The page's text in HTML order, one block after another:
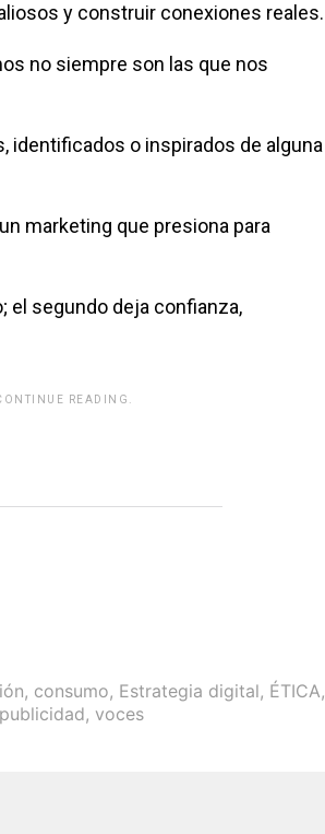
y construir conexiones reales.
no siempre son las que nos
identificados o inspirados de alguna
marketing que presiona para
el segundo deja confianza,
READING.
, consumo, Estrategia digital, ÉTICA,
publicidad, voces